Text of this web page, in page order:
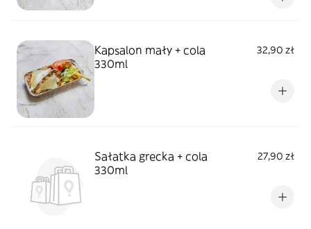
Kapsalon mały + cola
330ml
32,90 zł
Sałatka grecka + cola
330ml
27,90 zł